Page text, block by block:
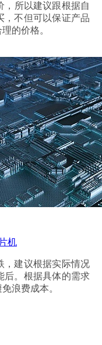
所以建议跟根据自
，不但可以保证产品
的价格。
机
，建议根据实际情况
后。根据具体的需求
浪费成本。